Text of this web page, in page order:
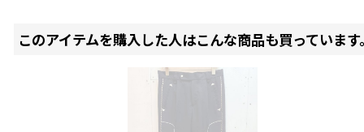
このアイテムを購入した人はこんな商品も買っています